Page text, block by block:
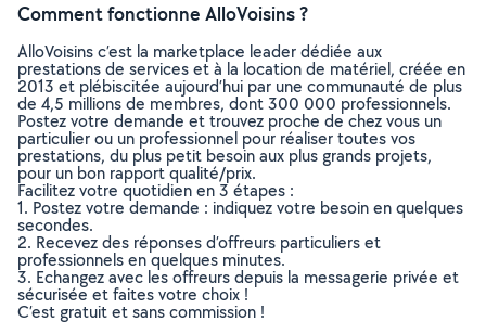
Comment fonctionne AlloVoisins ?
AlloVoisins c’est la marketplace leader dédiée aux
prestations de services et à la location de matériel, créée en
2013 et plébiscitée aujourd’hui par une communauté de plus
de 4,5 millions de membres, dont 300 000 professionnels.
Postez votre demande et trouvez proche de chez vous un
particulier ou un professionnel pour réaliser toutes vos
prestations, du plus petit besoin aux plus grands projets,
pour un bon rapport qualité/prix.
Facilitez votre quotidien en 3 étapes :
1. Postez votre demande : indiquez votre besoin en quelques
secondes.
2. Recevez des réponses d’offreurs particuliers et
professionnels en quelques minutes.
3. Echangez avec les offreurs depuis la messagerie privée et
sécurisée et faites votre choix !
C’est gratuit et sans commission !